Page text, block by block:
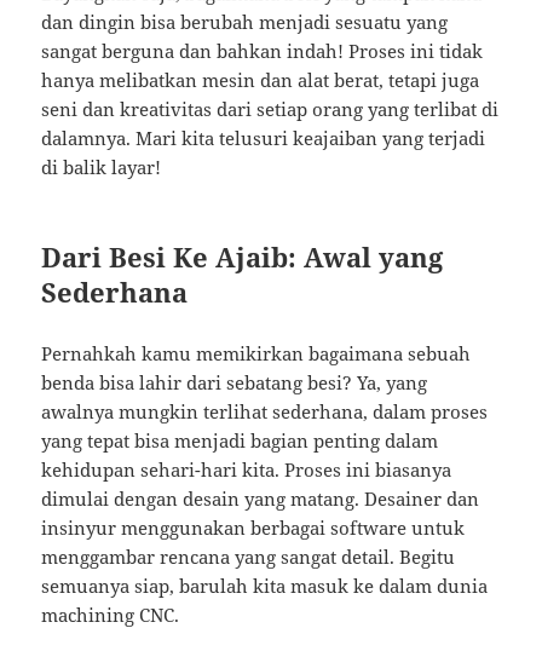
dan dingin bisa berubah menjadi sesuatu yang
sangat berguna dan bahkan indah! Proses ini tidak
hanya melibatkan mesin dan alat berat, tetapi juga
seni dan kreativitas dari setiap orang yang terlibat di
dalamnya. Mari kita telusuri keajaiban yang terjadi
di balik layar!
Dari Besi Ke Ajaib: Awal yang
Sederhana
Pernahkah kamu memikirkan bagaimana sebuah
benda bisa lahir dari sebatang besi? Ya, yang
awalnya mungkin terlihat sederhana, dalam proses
yang tepat bisa menjadi bagian penting dalam
kehidupan sehari-hari kita. Proses ini biasanya
dimulai dengan desain yang matang. Desainer dan
insinyur menggunakan berbagai software untuk
menggambar rencana yang sangat detail. Begitu
semuanya siap, barulah kita masuk ke dalam dunia
machining CNC.